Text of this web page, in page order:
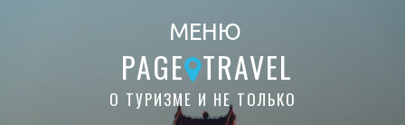
МЕНЮ
PAGE TRAVEL
О ТУРИЗМЕ И НЕ ТОЛЬКО